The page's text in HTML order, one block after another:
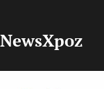
NewsXpoz